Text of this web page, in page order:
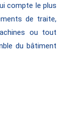
compte le plus
de traite,
ou tout
du bâtiment